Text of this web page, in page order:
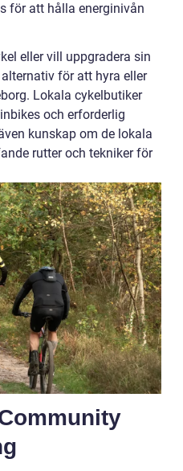
för att hålla energinivån
eller vill uppgradera sin
för att hyra eller
Lokala cykelbutiker
och erforderlig
kunskap om de lokala
rutter och tekniker för